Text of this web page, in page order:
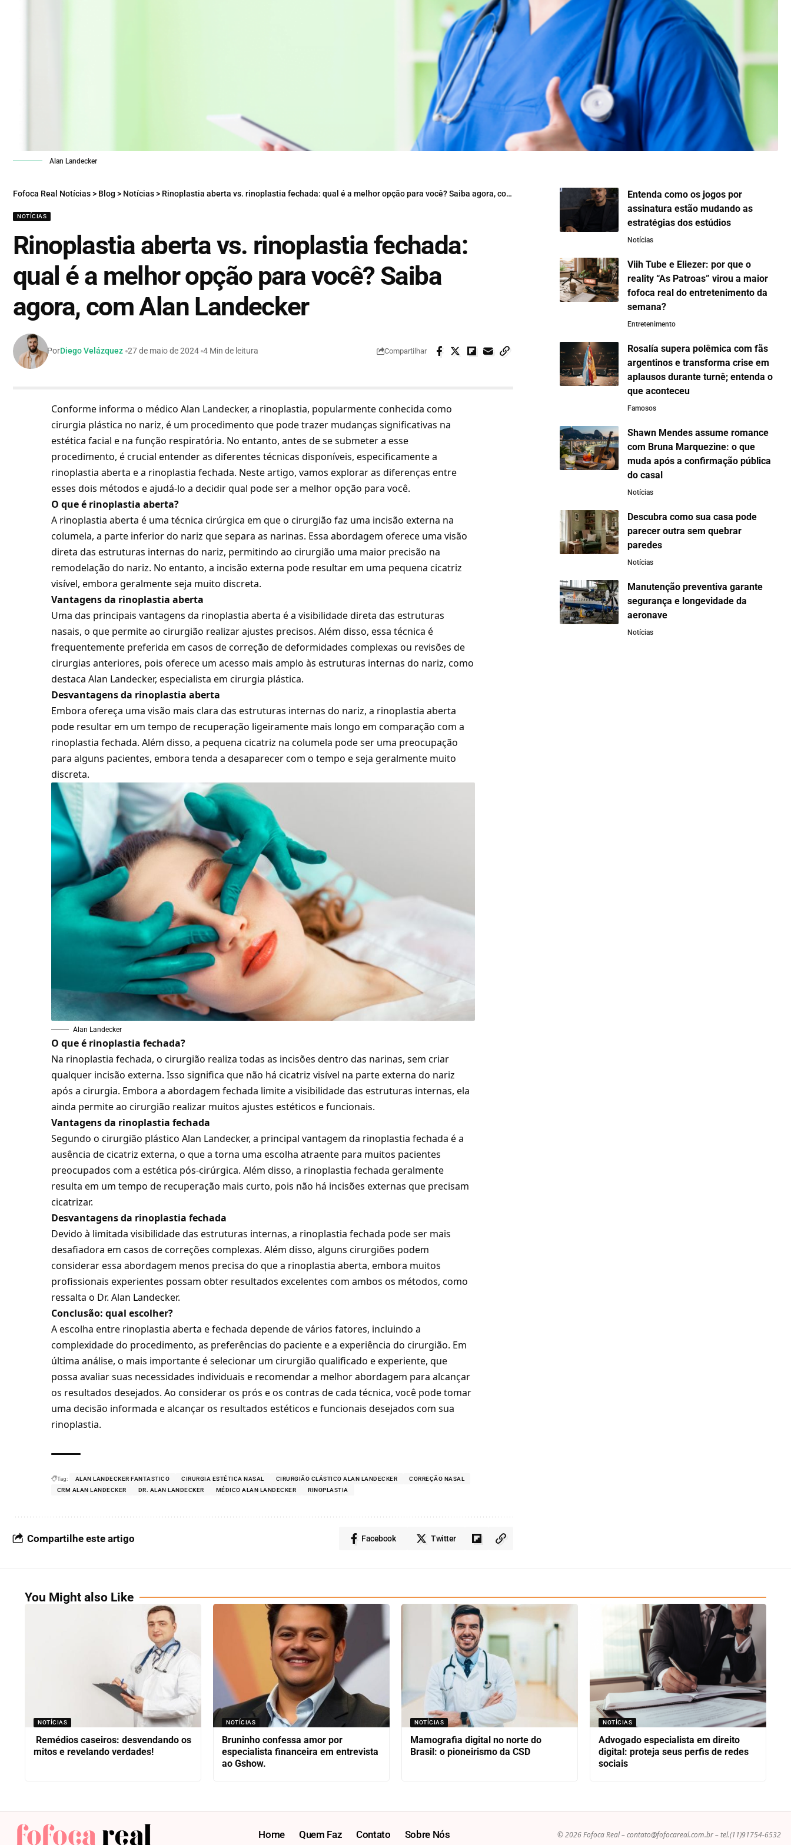
Alan Landecker
Fofoca Real Notícias> Blog > Notícias> Rinoplastia aberta vs. rinoplastia fechada: qual é a melhor opção para você? Saiba agora, com Alan Landecker
NOTÍCIAS
Rinoplastia aberta vs. rinoplastia fechada:
qual é a melhor opção para você? Saiba
agora, com Alan Landecker
PorDiego Velázquez 27 de maio de 2024 4 Min de leitura Compartilhar
Conforme informa o médico Alan Landecker, a rinoplastia, popularmente conhecida como
cirurgia plástica no nariz, é um procedimento que pode trazer mudanças significativas na
estética facial e na função respiratória. No entanto, antes de se submeter a esse
procedimento, é crucial entender as diferentes técnicas disponíveis, especificamente a
rinoplastia aberta e a rinoplastia fechada. Neste artigo, vamos explorar as diferenças entre
esses dois métodos e ajudá-lo a decidir qual pode ser a melhor opção para você.
O que é rinoplastia aberta?
A rinoplastia aberta é uma técnica cirúrgica em que o cirurgião faz uma incisão externa na
columela, a parte inferior do nariz que separa as narinas. Essa abordagem oferece uma visão
direta das estruturas internas do nariz, permitindo ao cirurgião uma maior precisão na
remodelação do nariz. No entanto, a incisão externa pode resultar em uma pequena cicatriz
visível, embora geralmente seja muito discreta.
Vantagens da rinoplastia aberta
Uma das principais vantagens da rinoplastia aberta é a visibilidade direta das estruturas
nasais, o que permite ao cirurgião realizar ajustes precisos. Além disso, essa técnica é
frequentemente preferida em casos de correção de deformidades complexas ou revisões de
cirurgias anteriores, pois oferece um acesso mais amplo às estruturas internas do nariz, como
destaca Alan Landecker, especialista em cirurgia plástica.
Desvantagens da rinoplastia aberta
Embora ofereça uma visão mais clara das estruturas internas do nariz, a rinoplastia aberta
pode resultar em um tempo de recuperação ligeiramente mais longo em comparação com a
rinoplastia fechada. Além disso, a pequena cicatriz na columela pode ser uma preocupação
para alguns pacientes, embora tenda a desaparecer com o tempo e seja geralmente muito
discreta.
Alan Landecker
O que é rinoplastia fechada?
Na rinoplastia fechada, o cirurgião realiza todas as incisões dentro das narinas, sem criar
qualquer incisão externa. Isso significa que não há cicatriz visível na parte externa do nariz
após a cirurgia. Embora a abordagem fechada limite a visibilidade das estruturas internas, ela
ainda permite ao cirurgião realizar muitos ajustes estéticos e funcionais.
Vantagens da rinoplastia fechada
Segundo o cirurgião plástico Alan Landecker, a principal vantagem da rinoplastia fechada é a
ausência de cicatriz externa, o que a torna uma escolha atraente para muitos pacientes
preocupados com a estética pós-cirúrgica. Além disso, a rinoplastia fechada geralmente
resulta em um tempo de recuperação mais curto, pois não há incisões externas que precisam
cicatrizar.
Desvantagens da rinoplastia fechada
Devido à limitada visibilidade das estruturas internas, a rinoplastia fechada pode ser mais
desafiadora em casos de correções complexas. Além disso, alguns cirurgiões podem
considerar essa abordagem menos precisa do que a rinoplastia aberta, embora muitos
profissionais experientes possam obter resultados excelentes com ambos os métodos, como
ressalta o Dr. Alan Landecker.
Conclusão: qual escolher?
A escolha entre rinoplastia aberta e fechada depende de vários fatores, incluindo a
complexidade do procedimento, as preferências do paciente e a experiência do cirurgião. Em
última análise, o mais importante é selecionar um cirurgião qualificado e experiente, que
possa avaliar suas necessidades individuais e recomendar a melhor abordagem para alcançar
os resultados desejados. Ao considerar os prós e os contras de cada técnica, você pode tomar
uma decisão informada e alcançar os resultados estéticos e funcionais desejados com sua
rinoplastia.
Tag: ALAN LANDECKER FANTASTICO CIRURGIA ESTÉTICA NASAL CIRURGIÃO CLÁSTICO ALAN LANDECKER
CORREÇÃO NASAL
CRM ALAN LANDECKER
DR. ALAN LANDECKER MÉDICO ALAN LANDECKER RINOPLASTIA
Compartilhe este artigo Facebook Twitter
Entenda como os jogos por
assinatura estão mudando as
estratégias dos estúdios
Notícias
Viih Tube e Eliezer: por que o
reality “As Patroas” virou a maior
fofoca real do entretenimento da
semana?
Entretenimento
Rosalía supera polêmica com fãs
argentinos e transforma crise em
aplausos durante turnê; entenda o
que aconteceu
Famosos
Shawn Mendes assume romance
com Bruna Marquezine: o que
muda após a confirmação pública
do casal
Notícias
Descubra como sua casa pode
parecer outra sem quebrar
paredes
Notícias
Manutenção preventiva garante
segurança e longevidade da
aeronave
Notícias
You Might also Like
NOTÍCIAS
Remédios caseiros: desvendando os
mitos e revelando verdades!
NOTÍCIAS
Bruninho confessa amor por
especialista financeira em entrevista
ao Gshow.
NOTÍCIAS
Mamografia digital no norte do
Brasil: o pioneirismo da CSD
NOTÍCIAS
Advogado especialista em direito
digital: proteja seus perfis de redes
sociais
Home Quem Faz Contato Sobre Nós © 2026 Fofoca Real –contato@fofocareal.com.br– tel.(11)91754-6532